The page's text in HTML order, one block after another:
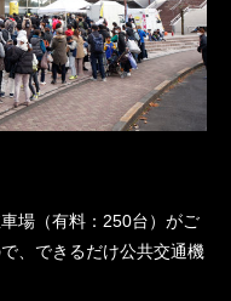
場（有料：250台）がご
、できるだけ公共交通機